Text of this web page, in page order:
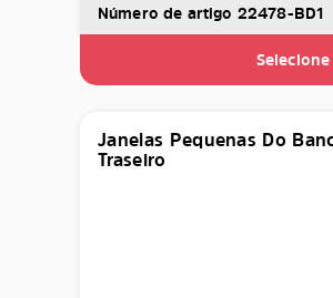
Número de artigo 22478-BD1
Selecione
Janelas Pequenas Do
Traseiro